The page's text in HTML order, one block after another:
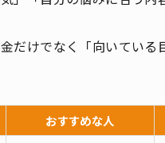
だけでなく「向いてい
おすすめな人